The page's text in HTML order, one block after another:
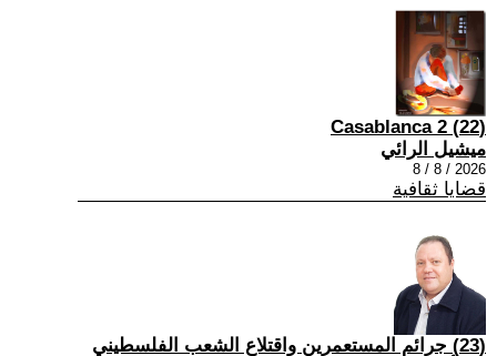
(22) Casablanca 2
ميشيل الرائي
2026 / 8 / 8
قضايا ثقافية
(23) جرائم المستعمرين واقتلاع الشعب الفلسطيني